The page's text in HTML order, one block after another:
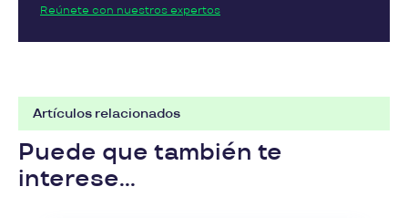
Reúnete con nuestros expertos
Artículos relacionados
Puede que también te
interese...